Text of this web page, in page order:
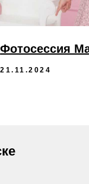
Фотосессия
21.11.2024